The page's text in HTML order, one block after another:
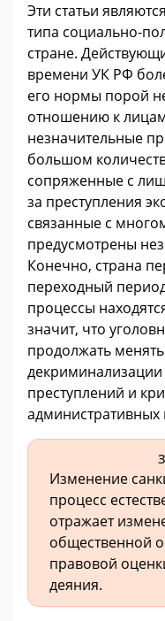
Эти статьи
типа социально-
стране.
времени УК РФ
его нормы порой
отношению к
незначительные
большом
сопряженные с
за преступления
связанные с
предусмотрены
Конечно, страна
переходный
процессы
значит, что
продолжать
декриминализации
преступлений и
Изменение
процесс
отражает
общественной
правовой
деяния.